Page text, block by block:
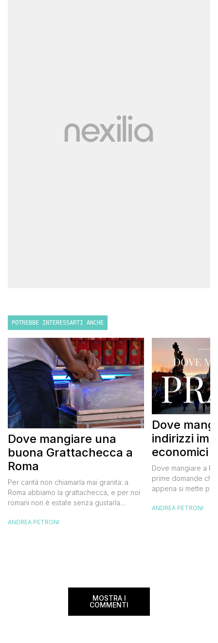
POTREBBE INTERESSARTI ANCHE
Dove mangiare una
buona Grattachecca a
Roma
Per carità non chiamarla mai granita: a
Roma abbiamo la grattachecca, e per noi
romani non è estate senza gustarla
centro durante i caldi pomeriggi o le
ANDREA PETRONI
Dove
indirizzi
economici
Dove mangiare a
prime domande
appena si mette
Valentina siamo
ANDREA PETRONI
MOSTRA I
COMMENTI